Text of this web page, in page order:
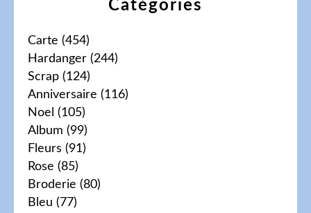
Catégories
Carte (454)
Hardanger (244)
Scrap (124)
Anniversaire (116)
Noel (105)
Album (99)
Fleurs (91)
Rose (85)
Broderie (80)
Bleu (77)